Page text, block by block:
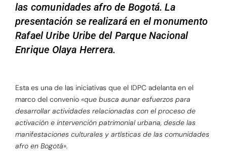
las comunidades afro de Bogotá. La
presentación se realizará en el monumento
Rafael Uribe Uribe del Parque Nacional
Enrique Olaya Herrera.
Esta es una de las iniciativas que el IDPC adelanta en el
marco del convenio «que busca aunar esfuerzos para
desarrollar actividades relacionadas con el proceso de
activación e intervención patrimonial urbana, desde las
manifestaciones culturales y artísticas de las comunidades
afro en Bogotá».